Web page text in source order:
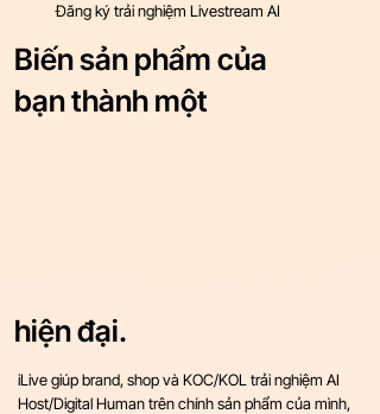
Đăng ký trải nghiệm Livestream AI
Biến sản phẩm của
bạn thành một
hiện đại.
iLive giúp brand, shop và KOC/KOL trải nghiệm AI
Host/Digital Human trên chính sản phẩm của mình,